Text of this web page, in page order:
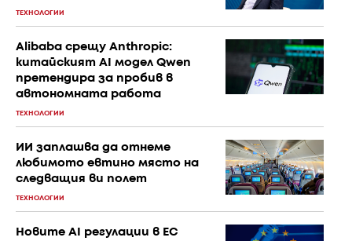
ТЕХНОЛОГИИ
Alibaba срещу Anthropic:
китайският AI модел Qwen
претендира за пробив в
автономната работа
ТЕХНОЛОГИИ
ИИ заплашва да отнеме
любимото евтино място на
следващия ви полет
ТЕХНОЛОГИИ
Новите AI регулации в ЕС